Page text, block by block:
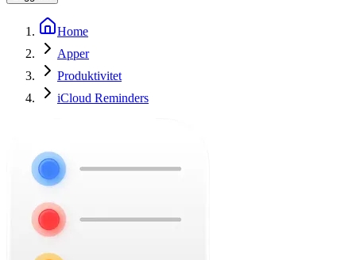
Home
Apper
Produktivitet
iCloud Reminders